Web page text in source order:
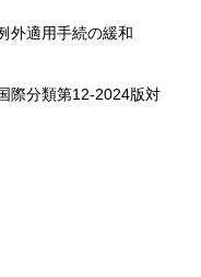
外適用手続の緩和
際分類第12-2024版対